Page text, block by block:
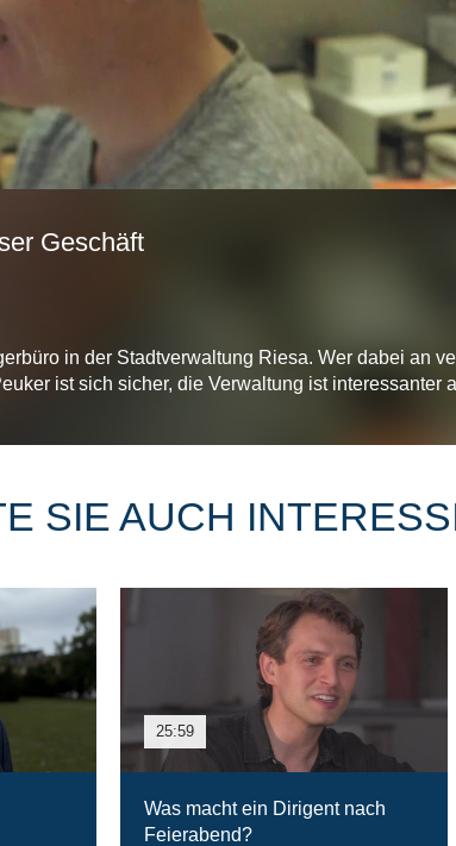
Geschäft
in der Stadtverwaltung Riesa. Wer dabei an
ist sich sicher, die Verwaltung ist interessanter
SIE AUCH
25:59
Was macht ein Dirigent nach
Feierabend?